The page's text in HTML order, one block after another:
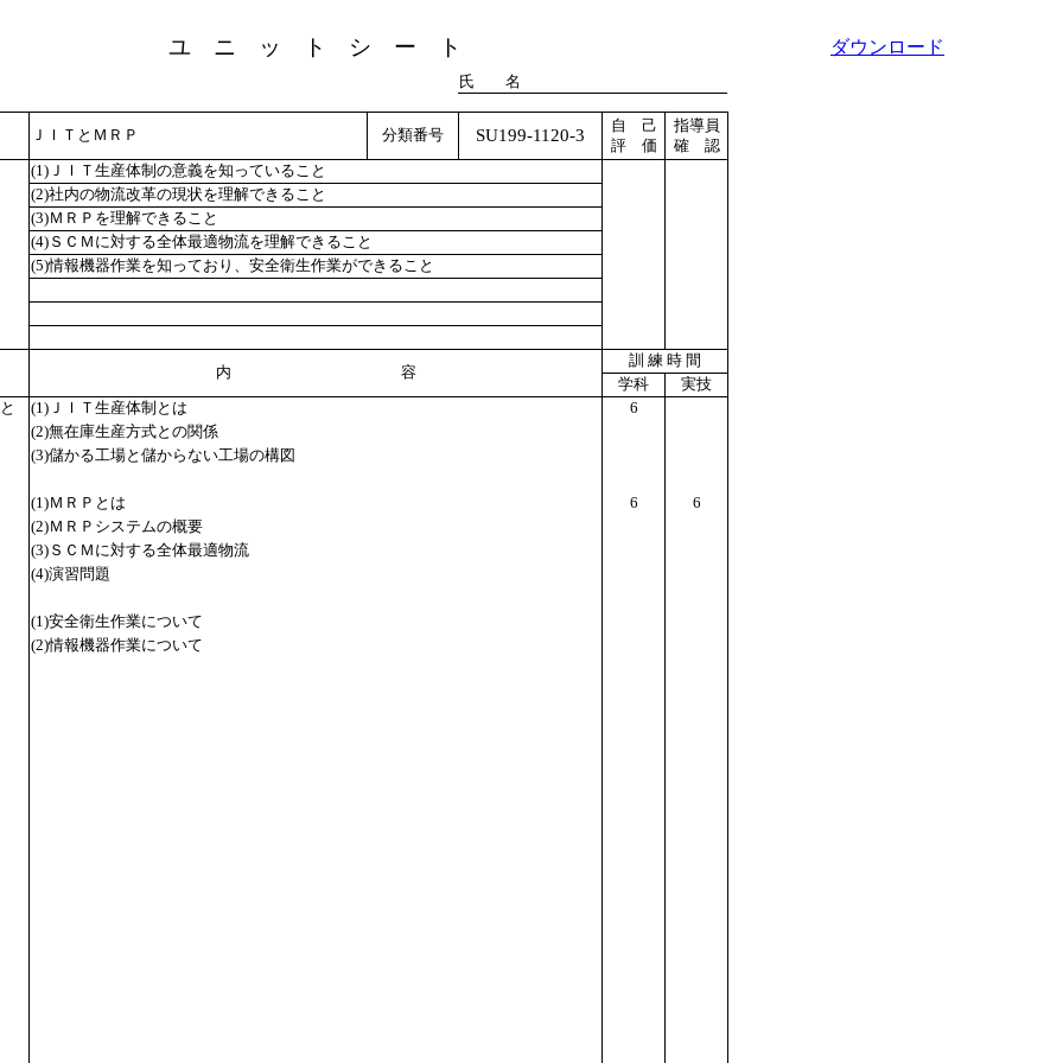
ユ ニ ッ ト シ ー ト
氏 名
ＪＩＴとＭＲＰ 分類番号 SU199-1120-3
自 己
評 価
指導員
確 認
(1)ＪＩＴ生産体制の意義を知っていること
(2)社内の物流改革の現状を理解できること
(3)ＭＲＰを理解できること
(4)ＳＣＭに対する全体最適物流を理解できること
(5)情報機器作業を知っており、安全衛生作業ができること
内 容
訓 練 時 間
学科
実技
(1)ＪＩＴ生産体制とは
6
(2)無在庫生産方式との関係
(3)儲かる工場と儲からない工場の構図
(1)ＭＲＰとは 6
6
(2)ＭＲＰシステムの概要
(3)ＳＣＭに対する全体最適物流
(4)演習問題
(1)安全衛生作業について
(2)情報機器作業について
ダウンロード